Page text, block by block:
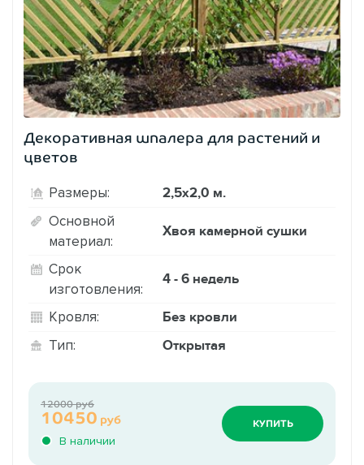
Декоративная шпалера для растений и
цветов
Размеры: 2,5х2,0 м.
Основной
материал:
Хвоя камерной сушки
Срок
изготовления:
4 - 6 недель
Кровля: Без кровли
Тип: Открытая
В наличии
10450 руб
12000 руб
КУПИТЬ